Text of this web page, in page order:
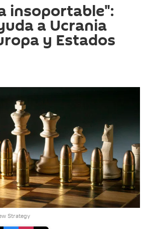
insoportable":
a Ucrania
y Estados
Strategy